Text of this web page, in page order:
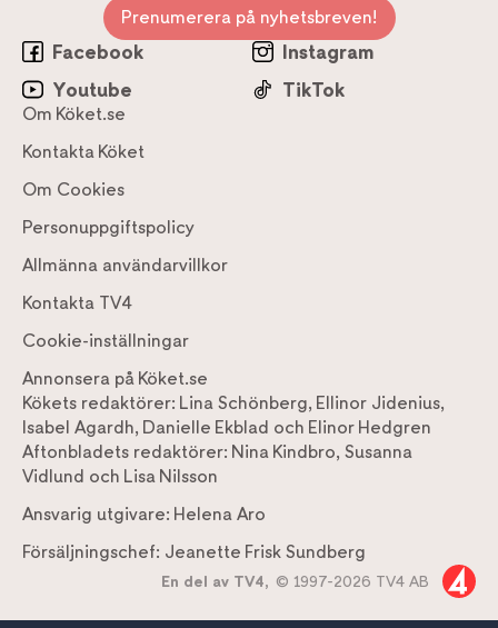
Prenumerera på nyhetsbreven!
Facebook
Instagram
Youtube
TikTok
Om Köket.se
Kontakta Köket
Om Cookies
Personuppgiftspolicy
Allmänna användarvillkor
Kontakta TV4
Cookie-inställningar
Annonsera på Köket.se
Kökets redaktörer: Lina Schönberg, Ellinor Jidenius,
Isabel Agardh, Danielle Ekblad och Elinor Hedgren
Aftonbladets redaktörer: Nina Kindbro, Susanna
Vidlund och Lisa Nilsson
Ansvarig utgivare: Helena Aro
Försäljningschef: Jeanette Frisk Sundberg
En del av TV4, © 1997-2026 TV4 AB